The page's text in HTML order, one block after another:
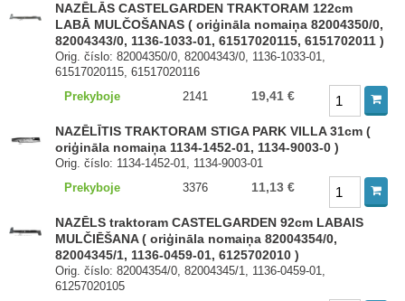
NAZĒLĀS CASTELGARDEN TRAKTORAM 122cm
LABĀ MULČOŠANAS ( oriģināla nomaiņa 82004350/0,
82004343/0, 1136-1033-01, 61517020115, 6151702011 )
Orig. číslo: 82004350/0, 82004343/0, 1136-1033-01,
61517020115, 61517020116
Prekyboje
2141 19,41 €
NAZĒLĪTIS TRAKTORAM STIGA PARK VILLA 31cm (
oriģināla nomaiņa 1134-1452-01, 1134-9003-0 )
Orig. číslo: 1134-1452-01, 1134-9003-01
Prekyboje
3376 11,13 €
NAZĒLS traktoram CASTELGARDEN 92cm LABAIS
MULČIĒŠANA ( oriģināla nomaiņa 82004354/0,
82004345/1, 1136-0459-01, 6125702010 )
Orig. číslo: 82004354/0, 82004345/1, 1136-0459-01,
61257020105